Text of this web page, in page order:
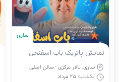
نمایش پاتریک باب اسفنجی
ساری, تالار مرکزی - سالن اصلی
یکشنبه
ساری